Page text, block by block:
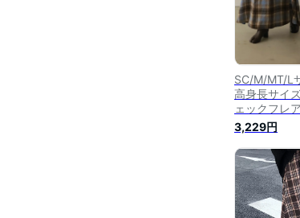
SC/M/MT/L
高身長サイ
ェックフレ
ィース 秋 冬
レアスカー
ト ロング丈
チェック柄
ト
3,229円